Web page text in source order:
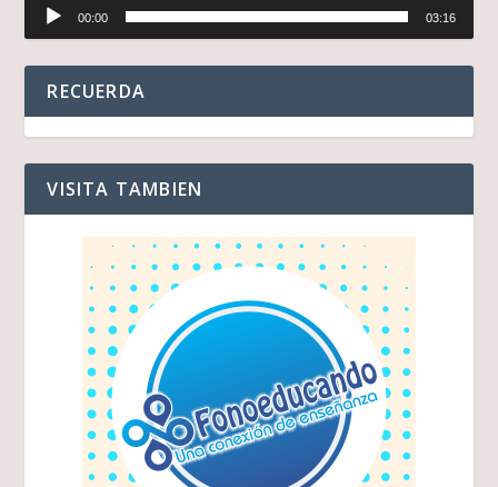
audio
00:00 03:16
RECUERDA
VISITA TAMBIEN